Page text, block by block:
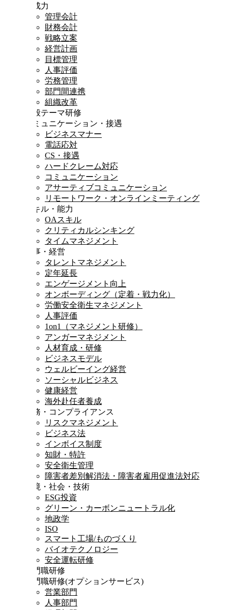
達成力
管理会計
財務会計
戦略立案
経営計画
目標管理
人事評価
労務管理
部門間連携
組織改革
一般テーマ研修
コミュニケーション・接遇
ビジネスマナー
電話応対
CS・接遇
ハードクレーム対応
コミュニケーション
アサーティブコミュニケーション
リモートワーク・オンラインミーティング
スキル・能力
OAスキル
クリティカルシンキング
タイムマネジメント
人事・経営
タレントマネジメント
定年延長
エンゲージメント向上
オンボーディング（定着・戦力化）
労働安全衛生マネジメント
人事評価
1on1（マネジメント研修）
アンガーマネジメント
人材育成・研修
ビジネスモデル
ウェルビーイング経営
ソーシャルビジネス
健康経営
海外赴任者養成
法務・コンプライアンス
リスクマネジメント
ビジネス法
インボイス制度
知財・特許
安全衛生管理
障害者差別解消法・障害者雇用促進法対応
環境・社会・技術
ESG投資
グリーン・カーボンニュートラル化
地政学
ISO
スマート工場/ものづくり
バイオテクノロジー
安全運転研修
専門職研修
専門職研修(オプションサービス)
営業部門
人事部門